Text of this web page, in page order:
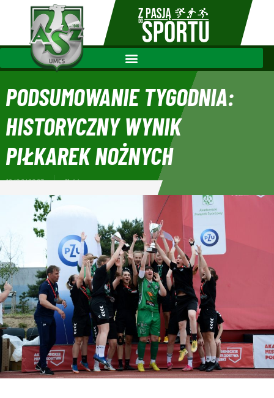
PODSUMOWANIE TYGODNIA:
HISTORYCZNY WYNIK
PIŁKAREK NOŻNYCH
12/06/2023 11:44